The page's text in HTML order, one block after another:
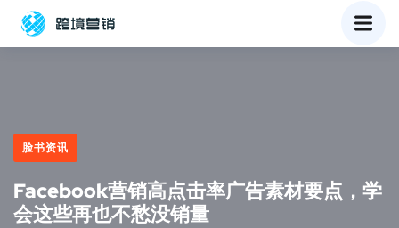
脸书资讯
Facebook营销高点击率广告素材要点，学
会这些再也不愁没销量